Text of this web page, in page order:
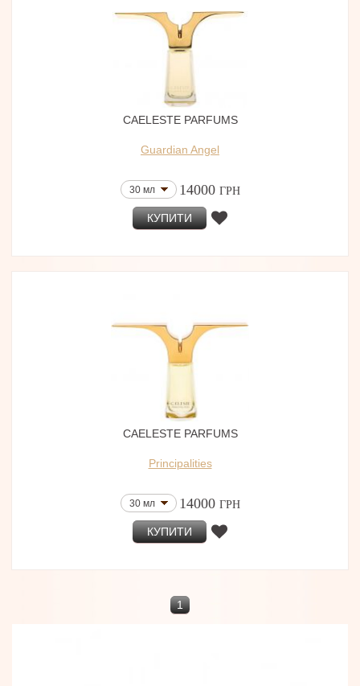
CAELESTE PARFUMS
Guardian Angel
30 мл 14000 ГРН
КУПИТИ
CAELESTE PARFUMS
Principalities
30 мл 14000 ГРН
КУПИТИ
1